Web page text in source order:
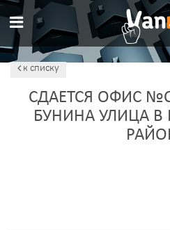
к списку
СДАЕТСЯ ОФИС
БУНИНА УЛИЦА